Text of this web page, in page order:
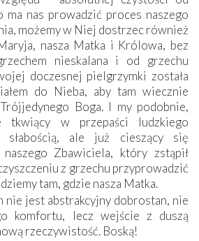
ma nas prowadzić proces naszego
możemy w Niej dostrzec również
nasza Matka i Królowa, bez
nieskalana i od grzechu
doczesnej pielgrzymki została
do Nieba, aby tam wiecznie
Boga. I my podobnie,
tkwiący w przepaści ludzkiego
słabością, ale już cieszący się
naszego Zbawiciela, który zstąpił
z grzechu przyprowadzić
tam, gdzie nasza Matka.
nie jest abstrakcyjny dobrostan, nie
komfortu, lecz wejście z duszą
rzeczywistość. Boską!